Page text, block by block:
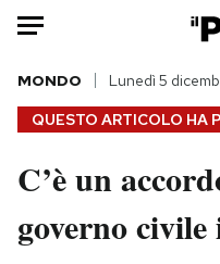
HOME
Italia
Politica
QUESTO ARTICOLO HA
MONDO Lunedì 5
C’è un
governo